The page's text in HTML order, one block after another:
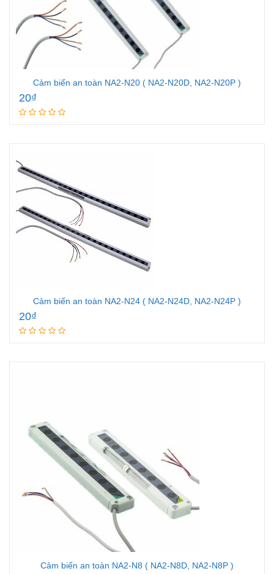
Cảm biến an toàn NA2-N20 ( NA2-N20D, NA2-N20P )
20₫
Cảm biến an toàn NA2-N24 ( NA2-N24D, NA2-N24P )
20₫
Cảm biến an toàn NA2-N8 ( NA2-N8D, NA2-N8P )